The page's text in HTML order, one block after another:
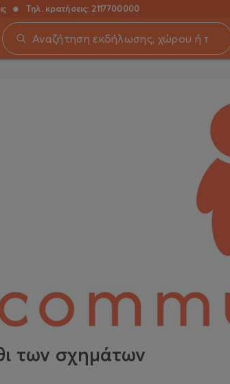
● Τηλ. κρατήσεις: 2117700000
των σχημάτων